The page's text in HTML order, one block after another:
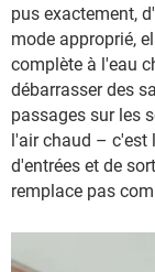
pus exactement,
mode approprié,
complète à l'eau
débarrasser des
passages sur les
l'air chaud – c'est
d'entrées et de
remplace pas